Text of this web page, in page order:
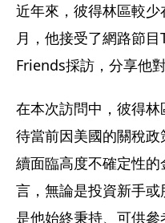
近年來，彼得林區較
月，他接受了網路節
Friends採訪，分享他
在本次訪問中，彼得
待當前因美國的關稅
續面臨高度不確定性
言，無論是投資新手
是他始終秉持、可供參